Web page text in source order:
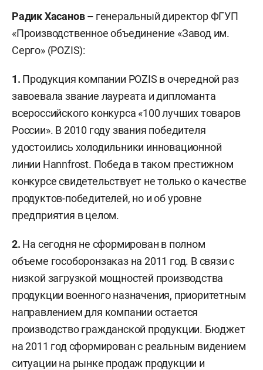
Радик Хасанов – генеральный директор ФГУП
«Производственное объединение «Завод им.
Серго» (POZIS):
1. Продукция компании POZIS в очередной раз
завоевала звание лауреата и дипломанта
всероссийского конкурса «100 лучших товаров
России». В 2010 году звания победителя
удостоились холодильники инновационной
линии Hannfrost. Победа в таком престижном
конкурсе свидетельствует не только о качестве
продуктов-победителей, но и об уровне
предприятия в целом.
2. На сегодня не сформирован в полном
объеме гособоронзаказ на 2011 год. В связи с
низкой загрузкой мощностей производства
продукции военного назначения, приоритетным
направлением для компании остается
производство гражданской продукции. Бюджет
на 2011 год сформирован с реальным видением
ситуации на рынке продаж продукции и